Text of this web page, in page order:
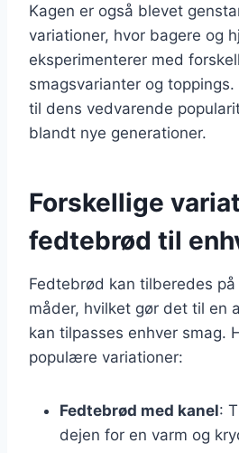
Kagen er også blevet
variationer, hvor bagere og
eksperimenterer med
smagsvarianter og
til dens vedvarende
blandt nye generationer.
Forskellige
fedtebrød til
Fedtebrød kan tilberedes
måder, hvilket gør det til en
kan tilpasses enhver smag.
populære variationer:
Fedtebrød med kanel:
dejen for en varm og